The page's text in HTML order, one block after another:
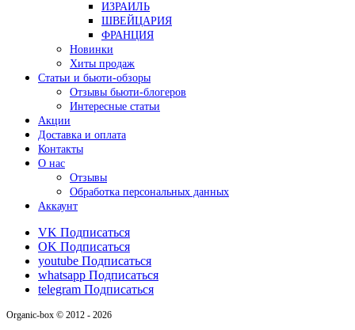
ИЗРАИЛЬ
ШВЕЙЦАРИЯ
ФРАНЦИЯ
Новинки
Хиты продаж
Статьи и бьюти-обзоры
Отзывы бьюти-блогеров
Интересные статьи
Акции
Доставка и оплата
Контакты
О нас
Отзывы
Обработка персональных данных
Аккаунт
VK Подписаться
OK Подписаться
youtube Подписаться
whatsapp Подписаться
telegram Подписаться
Organic-box © 2012 - 2026